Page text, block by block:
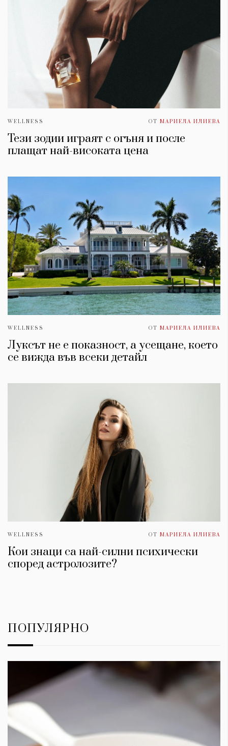
WELLNESS ОТ МАРИЕЛА ИЛИЕВА
Тези зодии играят с огъня и после
плащат най-високата цена
WELLNESS ОТ МАРИЕЛА ИЛИЕВА
Луксът не е показност, а усещане, което
се вижда във всеки детайл
WELLNESS ОТ МАРИЕЛА ИЛИЕВА
Кои знаци са най-силни психически
според астролозите?
ПОПУЛЯРНО